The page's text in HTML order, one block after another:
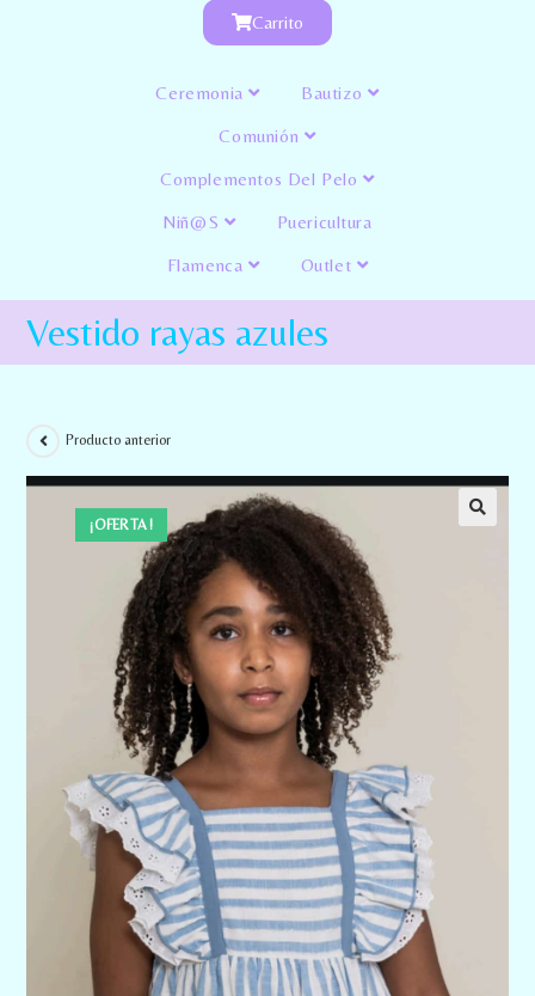
Carrito
Ceremonia Bautizo
Comunión
Complementos Del Pelo
Niñ@s Puericultura
Flamenca Outlet
Vestido rayas azules
¡OFERTA!
Producto anterior